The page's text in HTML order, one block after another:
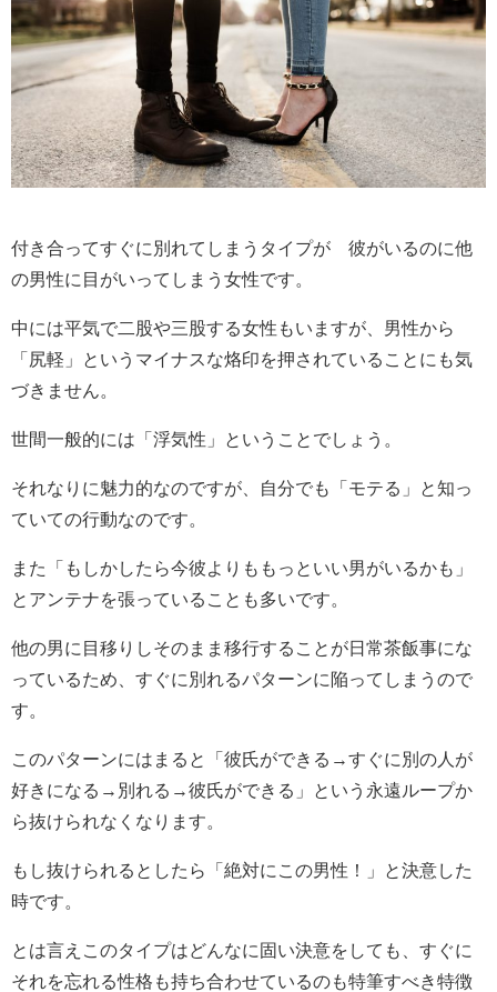
付き合ってすぐに別れてしまうタイプが 彼がいるのに他
の男性に目がいってしまう女性です。
中には平気で二股や三股する女性もいますが、男性から
「尻軽」というマイナスな烙印を押されていることにも気
づきません。
世間一般的には「浮気性」ということでしょう。
それなりに魅力的なのですが、自分でも「モテる」と知っ
ていての行動なのです。
また「もしかしたら今彼よりももっといい男がいるかも」
とアンテナを張っていることも多いです。
他の男に目移りしそのまま移行することが日常茶飯事にな
っているため、すぐに別れるパターンに陥ってしまうので
す。
このパターンにはまると「彼氏ができる→すぐに別の人が
好きになる→別れる→彼氏ができる」という永遠ループか
ら抜けられなくなります。
もし抜けられるとしたら「絶対にこの男性！」と決意した
時です。
とは言えこのタイプはどんなに固い決意をしても、すぐに
それを忘れる性格も持ち合わせているのも特筆すべき特徴